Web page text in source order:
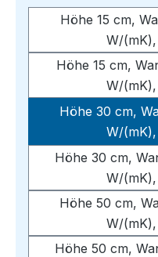
Höhe 15 cm,
W/
Höhe 15 cm,
W/
Höhe 30 cm,
W/
Höhe 30 cm,
W/
Höhe 50 cm,
W/
Höhe 50 cm,